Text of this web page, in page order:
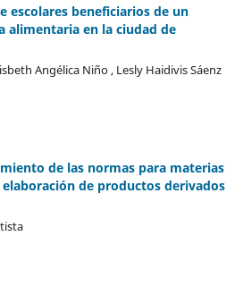
escolares beneficiarios de un
alimentaria en la ciudad de
Angélica Niño , Lesly Haidivis Sáenz
de las normas para materias
de productos derivados